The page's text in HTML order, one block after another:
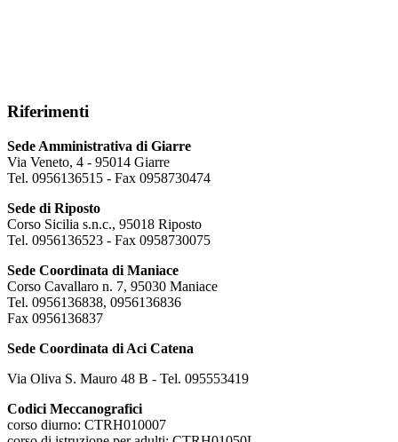
Riferimenti
Sede Amministrativa di Giarre
Via Veneto, 4 - 95014 Giarre
Tel. 0956136515 - Fax 0958730474
Sede di Riposto
Corso Sicilia s.n.c., 95018 Riposto
Tel. 0956136523 - Fax 0958730075
Sede Coordinata di Maniace
Corso Cavallaro n. 7, 95030 Maniace
Tel. 0956136838, 0956136836
Fax 0956136837
Sede Coordinata di Aci Catena
Via Oliva S. Mauro 48 B - Tel. 095553419
Codici Meccanografici
corso diurno: CTRH010007